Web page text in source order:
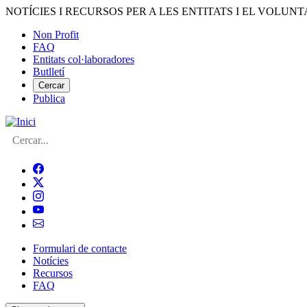
Vés
contingut
NOTÍCIES I RECURSOS PER A LES ENTITATS I EL
Menú
del
compte
d'usuari
Non Profit
FAQ
Entitats col·laboradores
Butlletí
Cercar
Publica
Cerca
Navegació
principal
de
Formulari de contacte
Notícies
Recursos
FAQ